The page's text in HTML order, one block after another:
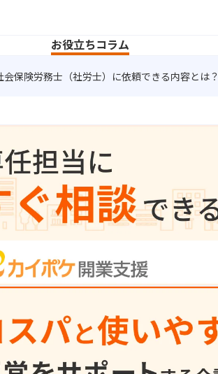
お役立ちコラム
会保険労務士（社労士）に依頼できる内容とは？